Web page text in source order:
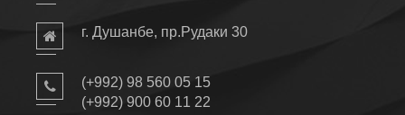
г. Душанбе, пр.Рудаки 30
(+992) 98 560 05 15
(+992) ‎900 60 11 22